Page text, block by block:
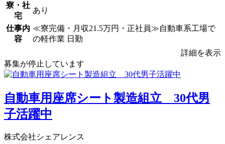
寮・社
宅
あり
仕事内
容
≪寮完備・月収21.5万円・正社員≫自動車系工場で
の軽作業 日勤
詳細を表示
募集が停止しています
自動車用座席シート製造組立 30代男
子活躍中
株式会社シェアレンス